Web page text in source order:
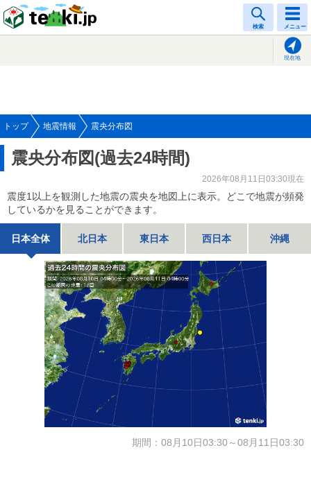
検索 メニュー
現在地
トップ 地震情報 震央分布図
震央分布図(過去24時間)
2026年08月11日03:30現在
震度1以上を観測した地震の震央を地図上に表示。どこで地震が頻発
しているかを見ることができます。
日本全体 北日本 東日本 西日本 沖縄
期間：08月10日03:30～08月11日03:30